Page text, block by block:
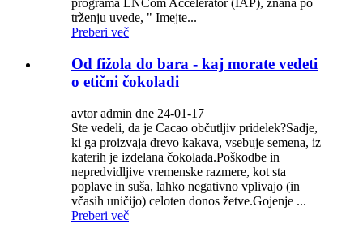
programa LNCom Accelerator (IAP), znana po
trženju uvede, " Imejte...
Preberi več
Od fižola do bara - kaj morate vedeti
o etični čokoladi
avtor admin dne 24-01-17
Ste vedeli, da je Cacao občutljiv pridelek?Sadje,
ki ga proizvaja drevo kakava, vsebuje semena, iz
katerih je izdelana čokolada.Poškodbe in
nepredvidljive vremenske razmere, kot sta
poplave in suša, lahko negativno vplivajo (in
včasih uničijo) celoten donos žetve.Gojenje ...
Preberi več